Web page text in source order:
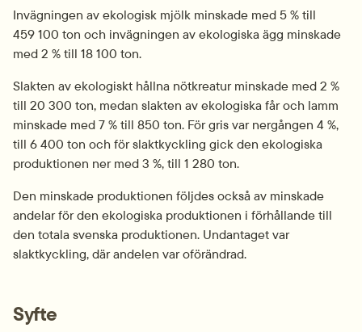
Invägningen av ekologisk mjölk minskade med 5 % till
459 100 ton och invägningen av ekologiska ägg minskade
med 2 % till 18 100 ton.
Slakten av ekologiskt hållna nötkreatur minskade med 2 %
till 20 300 ton, medan slakten av ekologiska får och lamm
minskade med 7 % till 850 ton. För gris var nergången 4 %,
till 6 400 ton och för slaktkyckling gick den ekologiska
produktionen ner med 3 %, till 1 280 ton.
Den minskade produktionen följdes också av minskade
andelar för den ekologiska produktionen i förhållande till
den totala svenska produktionen. Undantaget var
slaktkyckling, där andelen var oförändrad.
Syfte